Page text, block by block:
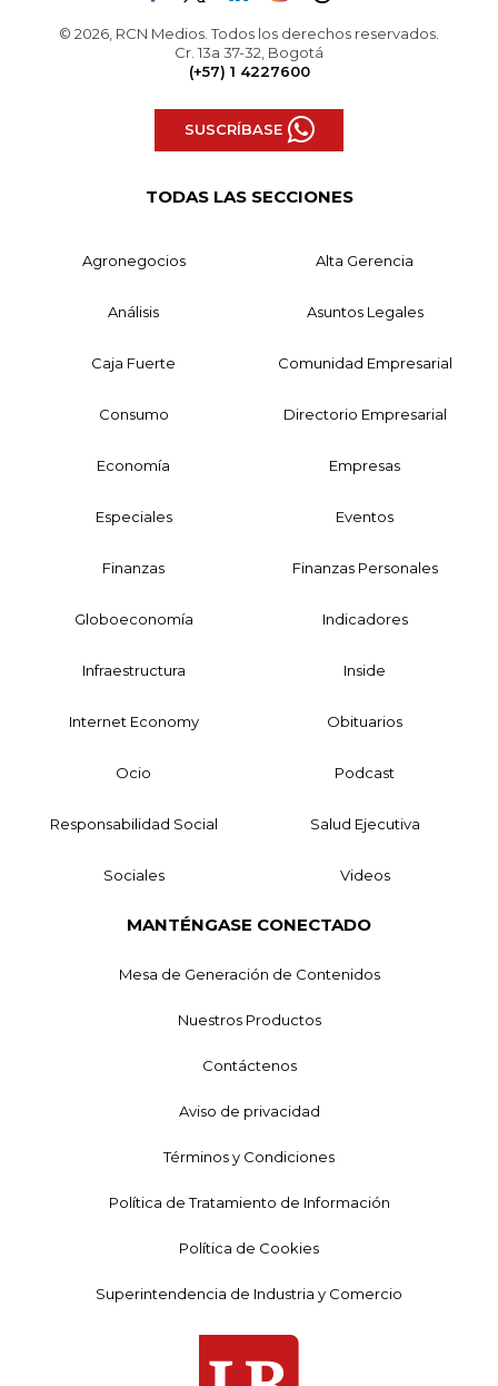
© 2026, RCN Medios. Todos los derechos reservados.
Cr. 13a 37-32, Bogotá
(+57) 1 4227600
SUSCRÍBASE
TODAS LAS SECCIONES
Agronegocios Alta Gerencia
Análisis Asuntos Legales
Caja Fuerte Comunidad Empresarial
Consumo Directorio Empresarial
Economía Empresas
Especiales Eventos
Finanzas Finanzas Personales
Globoeconomía Indicadores
Infraestructura Inside
Internet Economy Obituarios
Ocio Podcast
Responsabilidad Social Salud Ejecutiva
Sociales Videos
MANTÉNGASE CONECTADO
Mesa de Generación de Contenidos
Nuestros Productos
Contáctenos
Aviso de privacidad
Términos y Condiciones
Política de Tratamiento de Información
Política de Cookies
Superintendencia de Industria y Comercio